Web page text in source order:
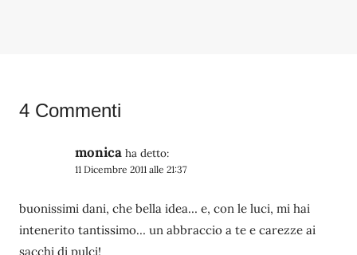
4 Commenti
monica ha detto:
11 Dicembre 2011 alle 21:37
buonissimi dani, che bella idea… e, con le luci, mi hai
intenerito tantissimo… un abbraccio a te e carezze ai
sacchi di pulci!